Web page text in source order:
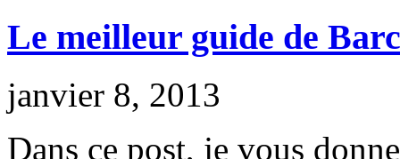
Le meilleur guide de
janvier 8, 2013
Dans ce post, je vous